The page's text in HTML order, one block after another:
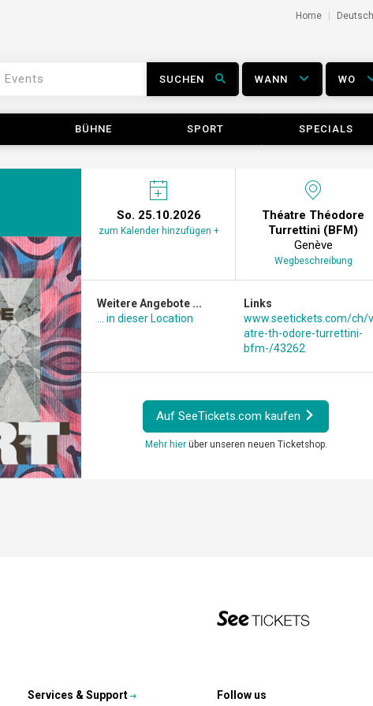
Home Deutsch
SUCHEN WANN WO
BÜHNE SPORT SPECIALS
So. 25.10.2026
zum Kalender hinzufügen +
Théatre Théodore
Turrettini (BFM)
Genève
Wegbeschreibung
Weitere Angebote ...
... in dieser Location
Links
www.seetickets.com/ch/
atre-th-odore-turrettini-
bfm-/43262
Auf SeeTickets.com kaufen
Mehr hierüber unseren neuen Ticketshop.
Services & Support Follow us